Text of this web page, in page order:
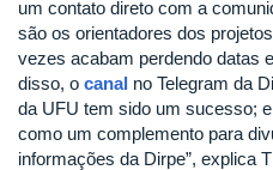
um contato direto com a
são os orientadores dos
vezes acabam perdendo datas
disso, o canal no Telegram da
da UFU tem sido um sucesso;
como um complemento para
informações da Dirpe”, explica